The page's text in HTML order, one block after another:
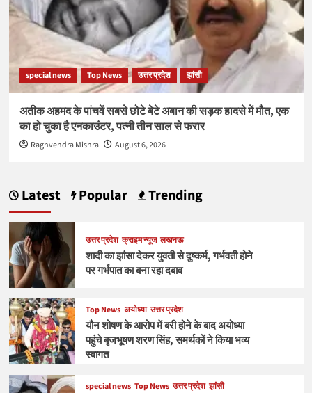
special news Top News उत्तर प्रदेश झांसी
अतीक अहमद के पांचवें सबसे छोटे बेटे अबान की सड़क हादसे में मौत, एक
का हो चुका है एनकाउंटर, पत्नी तीन साल से फरार
Raghvendra Mishra August 6, 2026
Latest Popular Trending
उत्तर प्रदेश क्राइम न्यूज लखनऊ
शादी का झांसा देकर युवती से दुष्कर्म, गर्भवती होने
पर गर्भपात का बना रहा दबाव
Top News अयोध्या उत्तर प्रदेश
यौन शोषण के आरोप में बरी होने के बाद अयोध्या
पहुंचे बृजभूषण शरण सिंह, समर्थकों ने किया भव्य
स्वागत
special news Top News उत्तर प्रदेश झांसी